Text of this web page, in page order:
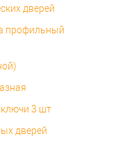
дверей
профильный
3 шт
дверей